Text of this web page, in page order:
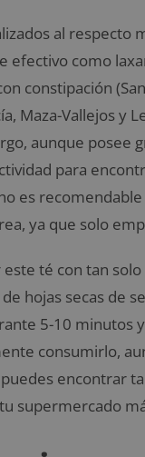
al respecto
efectivo como
constipación
Maza-Vallejos y
aunque posee
para
es
ya que solo
té con tan
hojas secas de
5-10 minutos
consumirlo,
encontrar
supermercado